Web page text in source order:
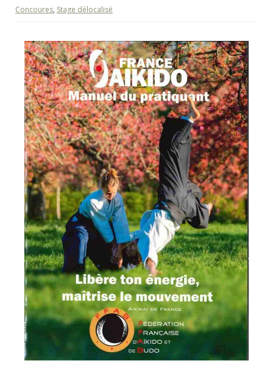
Concoures, Stage délocalisé